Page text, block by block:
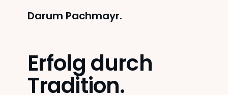
Darum Pachmayr.
Erfolg durch
Tradition.